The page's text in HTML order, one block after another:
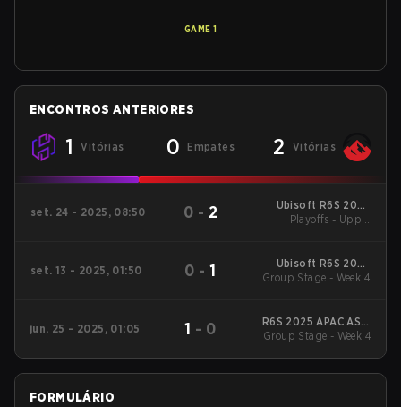
GAME 1
ENCONTROS ANTERIORES
1 Vitórias 0 Empates 2 Vitórias
set. 24 - 2025, 08:50 0 - 2
Ubisoft R6S 2025
APAC ASIA Stage 2
Playoffs - Upper
set. 13 - 2025, 01:50 0 -1
Ubisoft R6S 2025
APAC ASIA Stage 2
Group Stage - Week 4
jun. 25 - 2025, 01:05 1 - 0
R6S 2025 APAC ASIA
Stage 1
Group Stage - Week 4
FORMULÁRIO